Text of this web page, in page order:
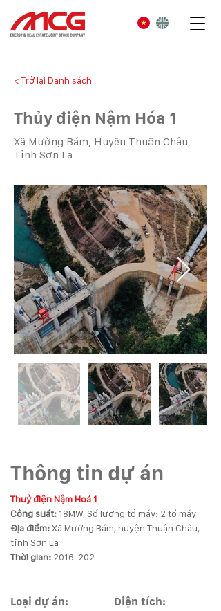
< Trở lại Danh sách
Thủy điện Nậm Hóa 1
Xã Mường Bám, Huyện Thuận Châu,
Tỉnh Sơn La
Thông tin dự án
Thuỷ điện Nậm Hoá 1
Công suất:
Địa điểm: Xã Mường Bám, huyện Thuận Châu,
Thời gian: 2016-202
Loại dự án:
Diện tích: